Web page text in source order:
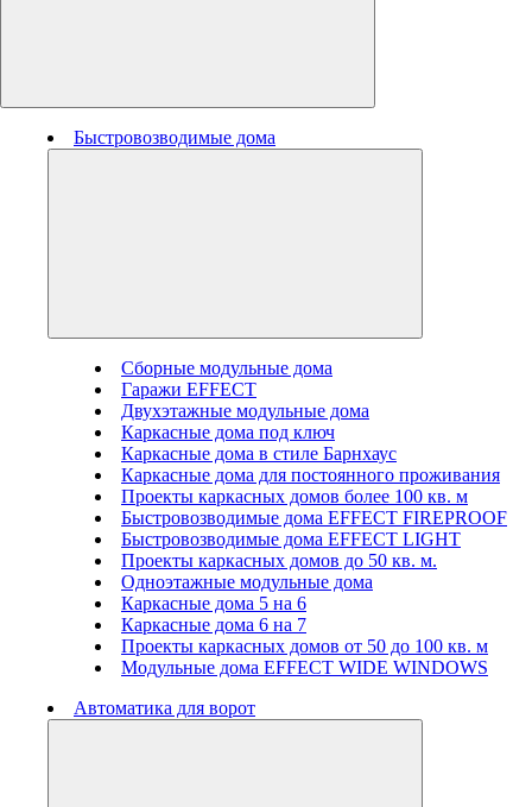
Быстровозводимые дома
Сборные модульные дома
Гаражи EFFECT
Двухэтажные модульные дома
Каркасные дома под ключ
Каркасные дома в стиле Барнхаус
Каркасные дома для постоянного проживания
Проекты каркасных домов более 100 кв. м
Быстровозводимые дома EFFECT FIREPROOF
Быстровозводимые дома EFFECT LIGHT
Проекты каркасных домов до 50 кв. м.
Одноэтажные модульные дома
Каркасные дома 5 на 6
Каркасные дома 6 на 7
Проекты каркасных домов от 50 до 100 кв. м
Модульные дома EFFECT WIDE WINDOWS
Автоматика для ворот